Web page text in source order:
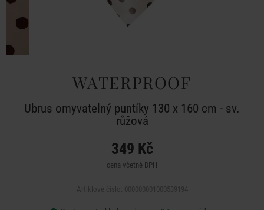
WATERPROOF
Ubrus omyvatelný puntíky 130 x 160 cm - sv.
růžová
349 Kč
cena včetně DPH